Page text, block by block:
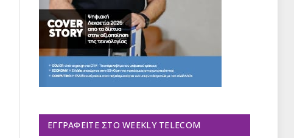
ΕΓΓΡΑΦΕΊΤΕ ΣΤΟ WEEKLY TELECOM